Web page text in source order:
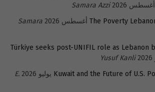
Samara Azzi
The Poverty
Samara
Türkiye seeks post-UNIFIL role as Lebanon
Yusuf Kanli
Kuwait and the Future of U.S.
E.